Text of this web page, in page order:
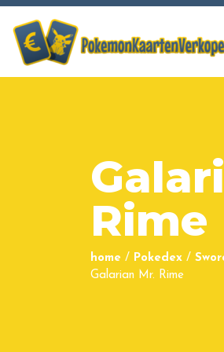
Rime
home / Pokedex /
Galarian Mr. Rime